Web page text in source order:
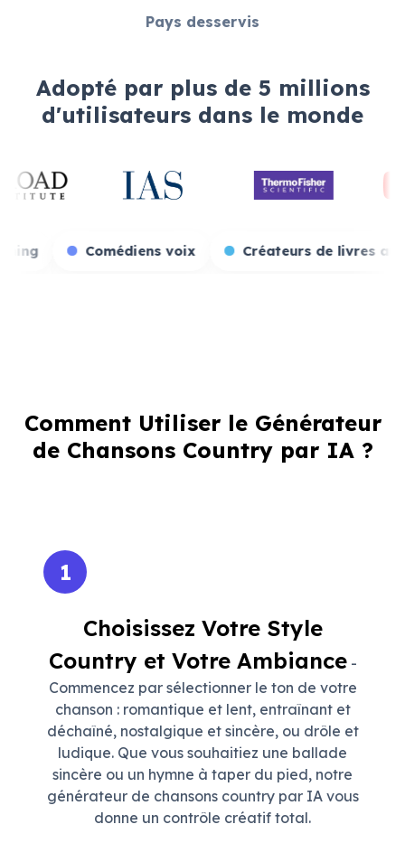
Pays desservis
Adopté par plus de 5 millions
d'utilisateurs dans le monde
gaming Comédiens voix
Comment Utiliser le Générateur
de Chansons Country par IA ?
1
Choisissez Votre Style
Country et Votre Ambiance-
Commencez par sélectionner le ton de votre
chanson : romantique et lent, entraînant et
déchaîné, nostalgique et sincère, ou drôle et
ludique. Que vous souhaitiez une ballade
sincère ou un hymne à taper du pied, notre
générateur de chansons country par IA vous
donne un contrôle créatif total.